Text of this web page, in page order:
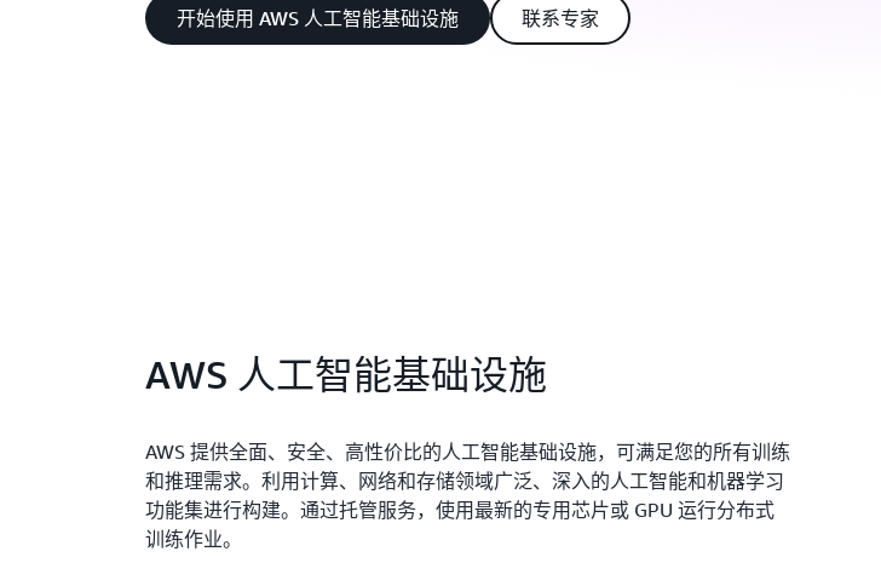
开始使用 AWS 人工智能基础设施 联系专家
AWS 人工智能基础设施
AWS 提供全面、安全、高性价比的人工智能基础设施，可满足您的所有训练
和推理需求。利用计算、网络和存储领域广泛、深入的人工智能和机器学习
功能集进行构建。通过托管服务，使用最新的专用芯片或 GPU 运行分布式
训练作业。